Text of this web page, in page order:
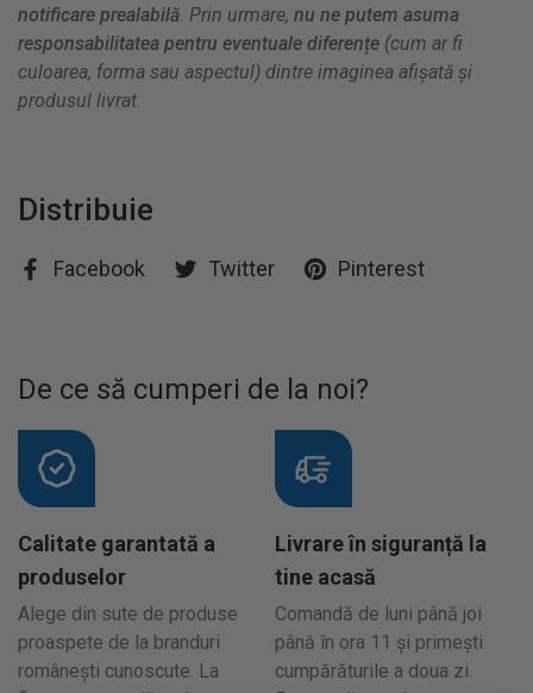
notificare prealabilă. Prin urmare, nu ne putem asuma
responsabilitatea pentru eventuale diferențe (cum ar fi
culoarea, forma sau aspectul) dintre imaginea afișată și
produsul livrat.
Distribuie
Facebook Twitter Pinterest
De ce să cumperi de la noi?
Calitate garantată a
produselor
Alege din sute de produse
proaspete de la branduri
românești cunoscute. La
Livrare în siguranță la
tine acasă
Comandă de luni până joi
până în ora 11 și primești
cumpărăturile a doua zi.